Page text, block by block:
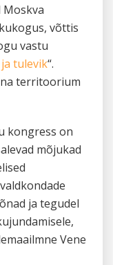
Moskva
võttis
vastu
tulevik“.
territoorium
kongress on
mõjukad
ja tegudel
Vene